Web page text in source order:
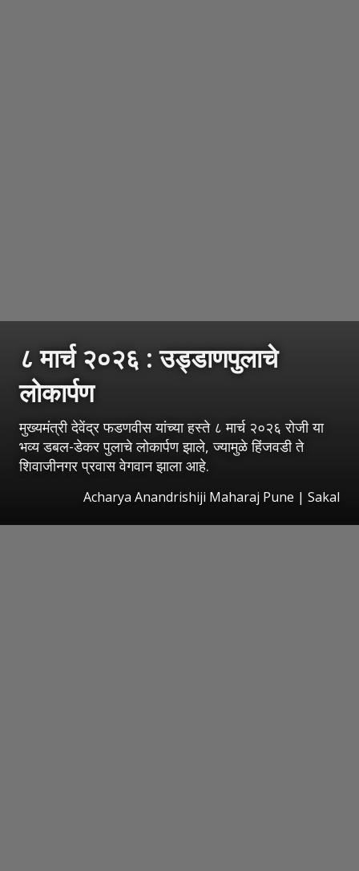
८ मार्च २०२६ : उड्डाणपुलाचे
लोकार्पण
मुख्यमंत्री देवेंद्र फडणवीस यांच्या हस्ते ८ मार्च २०२६ रोजी या
भव्य डबल-डेकर पुलाचे लोकार्पण झाले, ज्यामुळे हिंजवडी ते
शिवाजीनगर प्रवास वेगवान झाला आहे.
Acharya Anandrishiji Maharaj Pune | Sakal